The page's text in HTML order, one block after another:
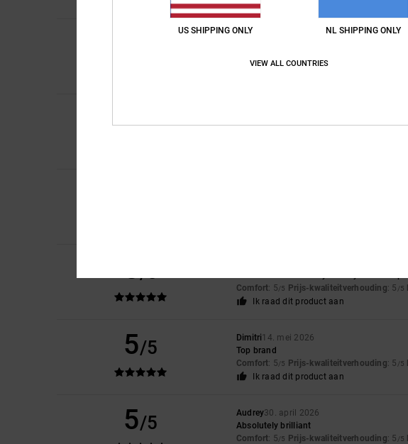
Comfort : 5 /5 Prijs-kwaliteitverhouding
5/5
5
Comfort: 5/5 Prijs-kwaliteitverhouding: 5 /5
Ik raad dit product aan
5/5 Dimitri14. mei 2026
Top brand
Comfort: 5/5 Prijs-kwaliteitverhouding: 5 /5
Ik raad dit product aan
5/5 Audrey30. april 2026
Absolutely brilliant
Comfort: 5/5 Prijs-kwaliteitverhouding: 5 /5
US SHIPPING ONLY NL SHIPPING ONLY
VIEW ALL COUNTRIES